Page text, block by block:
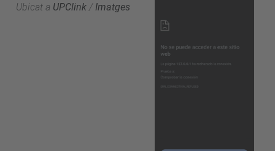
Ubicat a UPClink / Imatges